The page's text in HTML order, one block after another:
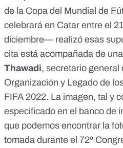
de la Copa del Mundial de
celebrará en Catar entre el
diciembre— realizó esas
cita está acompañada de
Thawadi, secretario general
Organización y Legado de
FIFA 2022. La imagen, tal y
especificado en el banco de
que podemos encontrar la
tomada durante el 72º